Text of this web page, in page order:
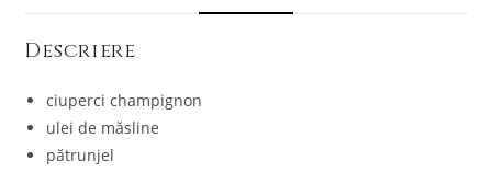
Descriere
ciuperci champignon
ulei de măsline
pătrunjel